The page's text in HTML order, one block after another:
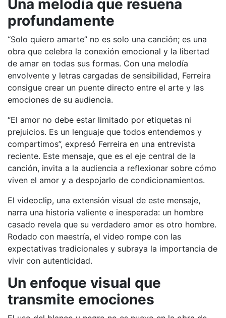
Una melodía que resuena
profundamente
“Solo quiero amarte” no es solo una canción; es una
obra que celebra la conexión emocional y la libertad
de amar en todas sus formas. Con una melodía
envolvente y letras cargadas de sensibilidad, Ferreira
consigue crear un puente directo entre el arte y las
emociones de su audiencia.
“El amor no debe estar limitado por etiquetas ni
prejuicios. Es un lenguaje que todos entendemos y
compartimos”, expresó Ferreira en una entrevista
reciente. Este mensaje, que es el eje central de la
canción, invita a la audiencia a reflexionar sobre cómo
viven el amor y a despojarlo de condicionamientos.
El videoclip, una extensión visual de este mensaje,
narra una historia valiente e inesperada: un hombre
casado revela que su verdadero amor es otro hombre.
Rodado con maestría, el video rompe con las
expectativas tradicionales y subraya la importancia de
vivir con autenticidad.
Un enfoque visual que
transmite emociones